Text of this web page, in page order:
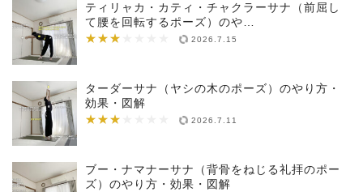
ティリャカ・カティ・チャクラーサナ（前屈し
て腰を回転するポーズ）のや…
★★★
★★★★★★★ 2026.7.15
ターダーサナ（ヤシの木のポーズ）のやり方・
効果・図解
★★★
★★★★★★★ 2026.7.11
ブー・ナマナーサナ（背骨をねじる礼拝のポー
ズ）のやり方・効果・図解